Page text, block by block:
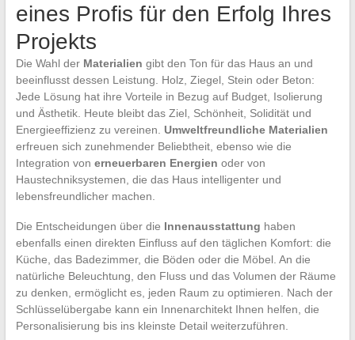
eines Profis für den Erfolg Ihres
Projekts
Die Wahl der Materialien gibt den Ton für das Haus an und
beeinflusst dessen Leistung. Holz, Ziegel, Stein oder Beton:
Jede Lösung hat ihre Vorteile in Bezug auf Budget, Isolierung
und Ästhetik. Heute bleibt das Ziel, Schönheit, Solidität und
Energieeffizienz zu vereinen. Umweltfreundliche Materialien
erfreuen sich zunehmender Beliebtheit, ebenso wie die
Integration von erneuerbaren Energien oder von
Haustechniksystemen, die das Haus intelligenter und
lebensfreundlicher machen.
Die Entscheidungen über die Innenausstattung haben
ebenfalls einen direkten Einfluss auf den täglichen Komfort: die
Küche, das Badezimmer, die Böden oder die Möbel. An die
natürliche Beleuchtung, den Fluss und das Volumen der Räume
zu denken, ermöglicht es, jeden Raum zu optimieren. Nach der
Schlüsselübergabe kann ein Innenarchitekt Ihnen helfen, die
Personalisierung bis ins kleinste Detail weiterzuführen.